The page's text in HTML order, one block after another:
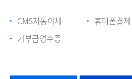
CMS자동이체
휴대폰결제
기부금영수증